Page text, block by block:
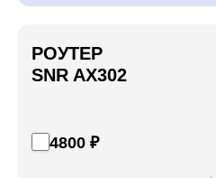
РОУТЕР
SNR AX302
4800 ₽